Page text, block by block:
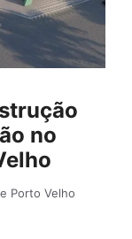
no
Porto Velho